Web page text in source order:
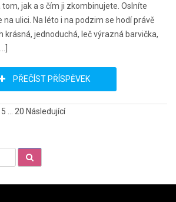
jak a s čím ji zkombinujete. Oslníte
na ulici. Na léto i na podzim se hodí právě
krásná, jednoduchá, leč výrazná barvička,
PŘEČÍST PŘÍSPĚVEK
20 Následující